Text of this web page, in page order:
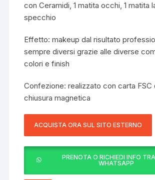
con Ceramidi, 1 matita occhi, 1 matita
specchio
Effetto: makeup dal risultato
sempre diversi grazie alle diverse
colori e finish
Confezione: realizzato con carta FSC
chiusura magnetica
ACQUISTA ORA SUL SITO ESTERNO
PRENOTA O RICHIEDI INFO
WHATSAPP